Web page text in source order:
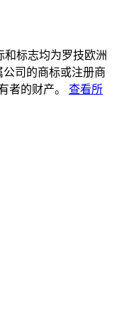
和标志均为罗技欧洲
司的商标或注册商
者的财产。 查看所